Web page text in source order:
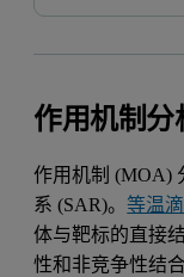
作用机制分
作用机制 (MOA)
系 (SAR)。等温
体与靶标的直接
性和非竞争性结